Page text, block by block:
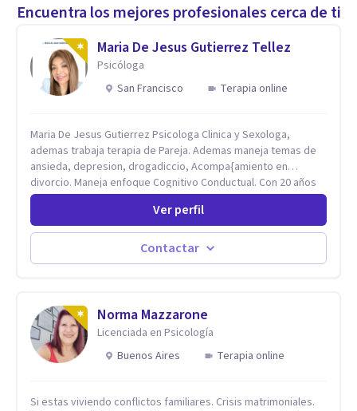
Encuentra los mejores profesionales cerca de ti
Maria De Jesus Gutierrez Tellez
Psicóloga
San Francisco
Terapia online
Maria De Jesus Gutierrez Psicologa Clinica y Sexologa,
ademas trabaja terapia de Pareja. Ademas maneja temas de
ansieda, depresion, drogadiccio, Acompa{amiento en
divorcio. Maneja enfoque Cognitivo Conductual. Con 20 años
de experiencia, constantemente capacitandose en las
diferntes areas de la Salud Mental.
Ver perfil
Contactar
Norma Mazzarone
Licenciada en Psicología
Buenos Aires
Terapia online
Si estas viviendo conflictos familiares. Crisis matrimoniales.